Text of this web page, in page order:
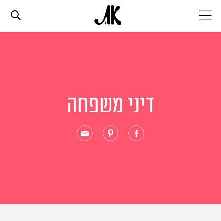
ביוטי
דיני משפחה